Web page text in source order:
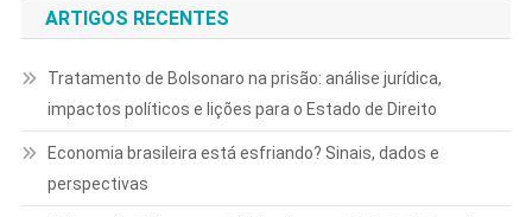
ARTIGOS RECENTES
Tratamento de Bolsonaro na prisão: análise jurídica,
impactos políticos e lições para o Estado de Direito
Economia brasileira está esfriando? Sinais, dados e
perspectivas